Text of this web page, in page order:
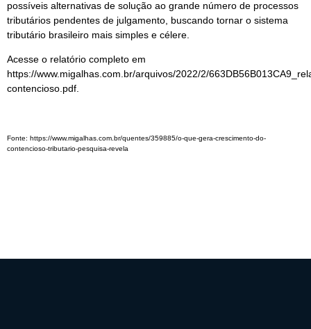
possíveis alternativas de solução ao grande número de processos
tributários pendentes de julgamento, buscando tornar o sistema
tributário brasileiro mais simples e célere.
Acesse o relatório completo em
https://www.migalhas.com.br/arquivos/2022/2/
contencioso.pdf.
Fonte: https://www.migalhas.com.br/quentes/359885/o-que-gera-crescimento-do-
contencioso-tributario-pesquisa-revela